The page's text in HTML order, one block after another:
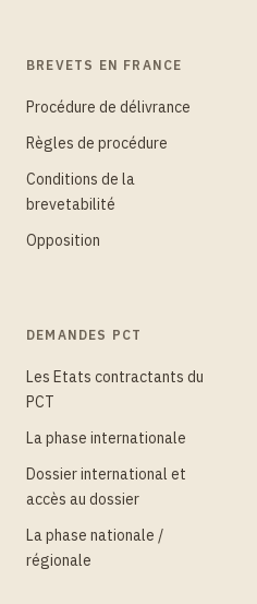
BREVETS EN FRANCE
Procédure de délivrance
Règles de procédure
Conditions de la
brevetabilité
Opposition
DEMANDES PCT
Les Etats contractants du
PCT
La phase internationale
Dossier international et
accès au dossier
La phase nationale /
régionale